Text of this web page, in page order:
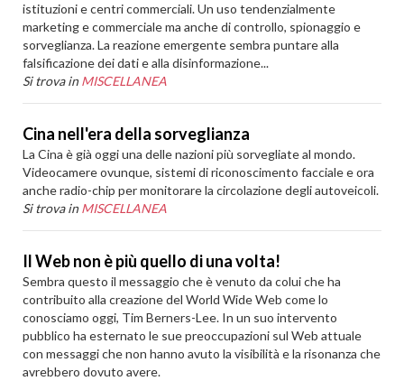
istituzioni e centri commerciali. Un uso tendenzialmente
marketing e commerciale ma anche di controllo, spionaggio e
sorveglianza. La reazione emergente sembra puntare alla
falsificazione dei dati e alla disinformazione...
Si trova in MISCELLANEA
Cina nell'era della sorveglianza
La Cina è già oggi una delle nazioni più sorvegliate al mondo.
Videocamere ovunque, sistemi di riconoscimento facciale e ora
anche radio-chip per monitorare la circolazione degli autoveicoli.
Si trova in MISCELLANEA
Il Web non è più quello di una volta!
Sembra questo il messaggio che è venuto da colui che ha
contribuito alla creazione del World Wide Web come lo
conosciamo oggi, Tim Berners-Lee. In un suo intervento
pubblico ha esternato le sue preoccupazioni sul Web attuale
con messaggi che non hanno avuto la visibilità e la risonanza che
avrebbero dovuto avere.